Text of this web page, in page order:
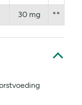
30 mg **